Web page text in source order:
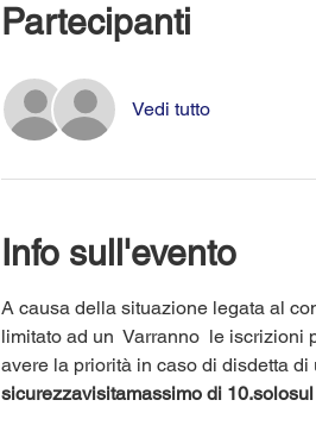
Partecipanti
Vedi tutto
Info sull'evento
A causa della situazione legata al
limitato ad un Varranno le iscrizioni
avere la priorità in caso di disdetta
sicurezzavisitamassimo di 10.solosul